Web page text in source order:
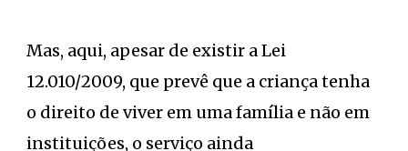
Mas, aqui, apesar de existir a Lei
12.010/2009, que prevê que a criança tenha
o direito de viver em uma família e não em
instituições, o serviço ainda